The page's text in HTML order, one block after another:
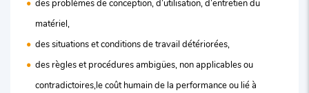
des problèmes de conception, d’utilisation, d’entretien du
matériel,
des situations et conditions de travail détériorées,
des règles et procédures ambigües, non applicables ou
contradictoires,le coût humain de la performance ou lié à